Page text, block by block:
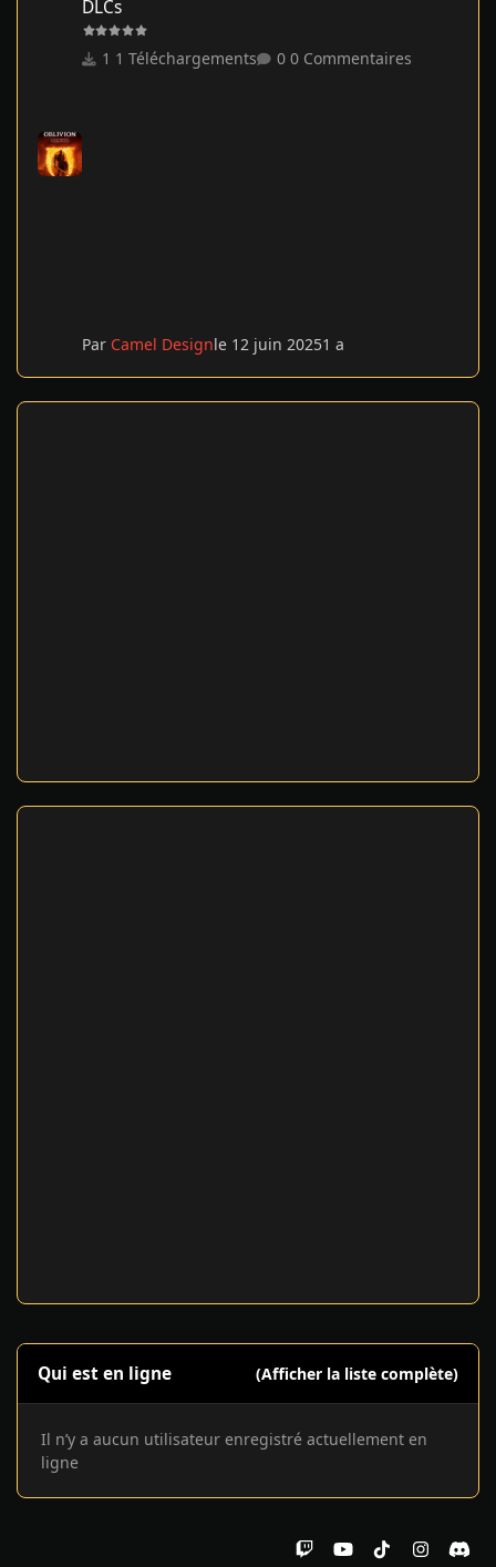
DLCs
1 Téléchargements 0 Commentaires
Par Camel Designle 12 juin 20251 a
Qui est en ligne (Afficher la liste complète)
Il n’y a aucun utilisateur enregistré actuellement en
ligne
d